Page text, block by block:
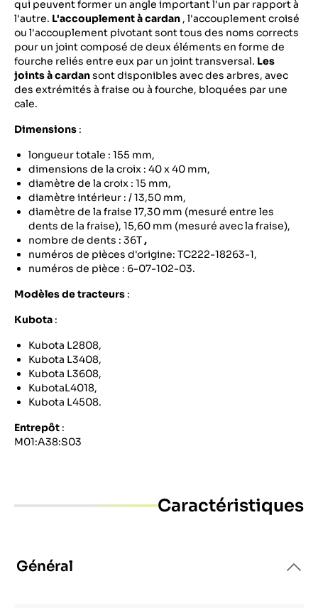
qui peuvent former un angle important l'un par rapport à
l'autre. L'accouplement à cardan , l'accouplement croisé
ou l'accouplement pivotant sont tous des noms corrects
pour un joint composé de deux éléments en forme de
fourche reliés entre eux par un joint transversal. Les
joints à cardansont disponibles avec des arbres, avec
des extrémités à fraise ou à fourche, bloquées par une
cale.
Dimensions :
longueur totale : 155 mm,
dimensions de la croix : 40 x 40 mm,
diamètre de la croix : 15 mm,
diamètre intérieur : / 13,50 mm,
diamètre de la fraise 17,30 mm (mesuré entre les
dents de la fraise), 15,60 mm (mesuré avec la fraise),
nombre de dents : 36T,
numéros de pièces d'origine: TC222-18263-1,
numéros de pièce : 6-07-102-03.
Modèles de tracteurs :
Kubota :
Kubota L2808,
Kubota L3408,
Kubota L3608,
KubotaL4018,
Kubota L4508.
Entrepôt :
M01:A38:S03
Caractéristiques
Général